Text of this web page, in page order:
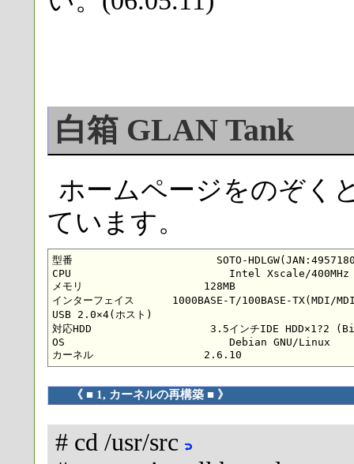
白箱 GLAN Tank
ホームページをのぞく
ています。
型番			  SOTO-HDLGW(JAN:4957180061665)
CPU 			    Intel Xscale/400MHz
メモリ			128MB
インターフェイス 	   1000BASE-T/100BASE-TX(MDI/MDI-X切替)
USB 2.0×4(ホスト)
対応HDD			 3.5インチIDE HDD×1?2 (Big Drive対応)※8GB以上の容量のHDDをご用意下さい。
OS 			    Debian GNU/Linux
《 ■ 1, カーネルの再構築 ■ 》
# cd /usr/src